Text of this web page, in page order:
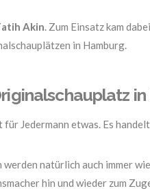
Akin. Zum Einsatz kam
in Hamburg.
Jedermann etwas. Es
werden natürlich auch immer
hin und wieder zum